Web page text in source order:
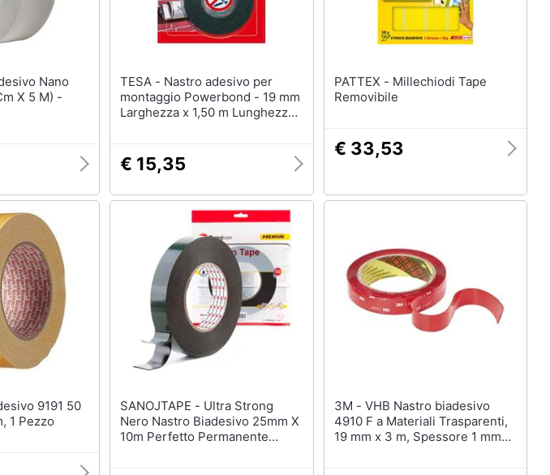
X 5 M) -
TESA - Nastro adesivo per
montaggio Powerbond - 19 mm
Larghezza x 1,50 m Lunghezza
€ 15,35
PATTEX - Millechiodi Tape
Removibile
€ 33,53
1 Pezzo
SANOJTAPE - Ultra Strong
Nero Nastro Biadesivo 25mm X
10m Perfetto Permanente
3M - VHB Nastro biadesivo
4910 F a Materiali Trasparenti,
19 mm x 3 m, Spessore 1 mm